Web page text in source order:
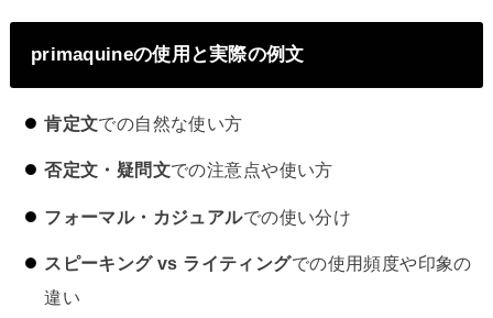
primaquineの使用と実際の例文
肯定文での自然な使い方
否定文・疑問文での注意点や使い方
フォーマル・カジュアルでの使い分け
スピーキング vs ライティングでの使用頻度や印象の
違い